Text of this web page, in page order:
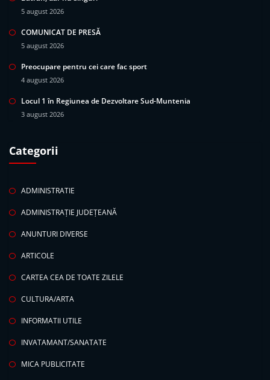
5 august 2026
COMUNICAT DE PRESĂ
5 august 2026
Preocupare pentru cei care fac sport
4 august 2026
Locul 1 în Regiunea de Dezvoltare Sud-Muntenia
3 august 2026
Categorii
ADMINISTRATIE
ADMINISTRAȚIE JUDEȚEANĂ
ANUNTURI DIVERSE
ARTICOLE
CARTEA CEA DE TOATE ZILELE
CULTURA/ARTA
INFORMATII UTILE
INVATAMANT/SANATATE
MICA PUBLICITATE